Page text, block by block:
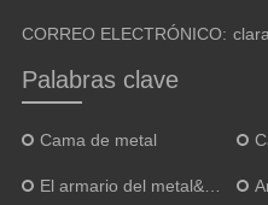
CORREO ELECTRÓNICO:
Palabras clave
Cama de metal
El armario del metal&alacena